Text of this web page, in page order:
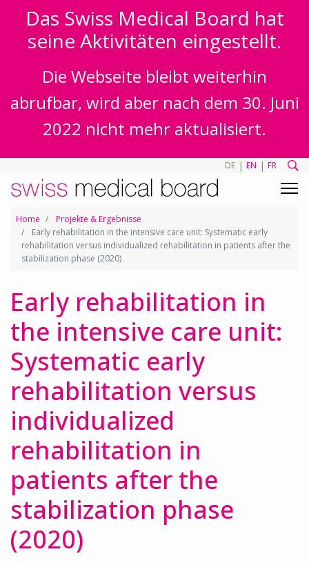
Das Swiss Medical Board hat
seine Aktivitäten eingestellt.
Die Webseite bleibt weiterhin
abrufbar, wird aber nach dem 30. Juni
2022 nicht mehr aktualisiert.
DE | EN | FR
Home
Projekte & Ergebnisse
Early rehabilitation in the intensive care unit: Systematic early
rehabilitation versus individualized rehabilitation in patients after the
stabilization phase (2020)
Early rehabilitation in
the intensive care unit:
Systematic early
rehabilitation versus
individualized
rehabilitation in
patients after the
stabilization phase
(2020)